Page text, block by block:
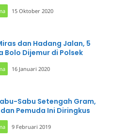
15 Oktober 2020
dan Hadang Jalan, 5
Bolo Dijemur di Polsek
16 Januari 2020
Sabu Setengah Gram,
Pemuda Ini Diringkus
9 Februari 2019